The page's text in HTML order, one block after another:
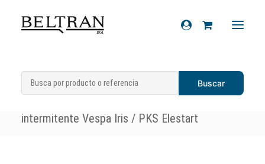
Recambios
Cascos
Inicio Recambios » Sistema eléctrico
»
Botes de intermitentes»Bote
intermitente Vespa Iris / PKS Elestart